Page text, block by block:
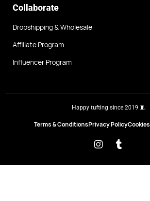
Collaborate
Dropshipping & Wholesale
Affiliate Program
Influencer Program
Happy tufting since 2019 🧵
Terms & ConditionsPrivacy PolicyCookies